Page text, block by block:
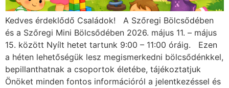
Kedves érdeklődő Családok! A Szőregi Bölcsődében
és a Szőregi Mini Bölcsődében 2026. május 11. – május
15. között Nyílt hetet tartunk 9:00 – 11:00 óráig. Ezen
a héten lehetőségük lesz megismerkedni bölcsődénkkel,
bepillanthatnak a csoportok életébe, tájékoztatjuk
Önöket minden fontos információról a jelentkezéssel és